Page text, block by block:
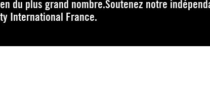
du plus grand nombre.Soutenez notre
International France.